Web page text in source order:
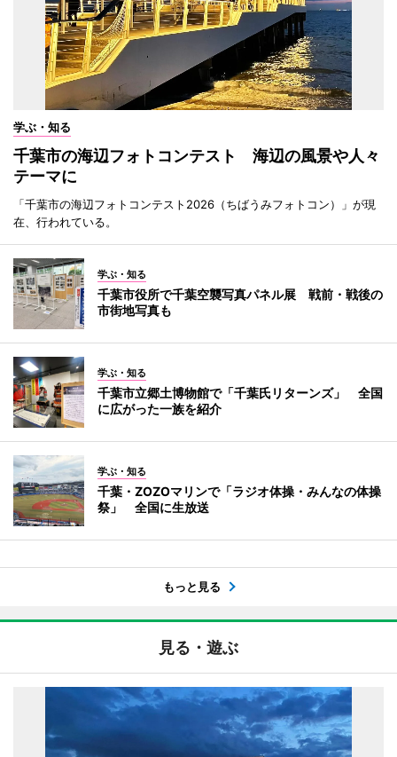
学ぶ・知る
千葉市の海辺フォトコンテスト 海辺の風景や人々
テーマに
「千葉市の海辺フォトコンテスト2026（ちばうみフォトコン）」が現
在、行われている。
学ぶ・知る
千葉市役所で千葉空襲写真パネル展 戦前・戦後の
市街地写真も
学ぶ・知る
千葉市立郷土博物館で「千葉氏リターンズ」 全国
に広がった一族を紹介
学ぶ・知る
千葉・ZOZOマリンで「ラジオ体操・みんなの体操
祭」 全国に生放送
もっと見る
見る・遊ぶ